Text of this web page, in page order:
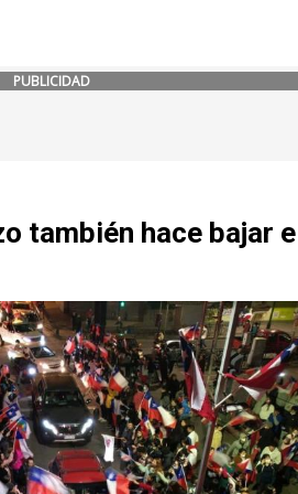
PUBLICIDAD
también hace bajar